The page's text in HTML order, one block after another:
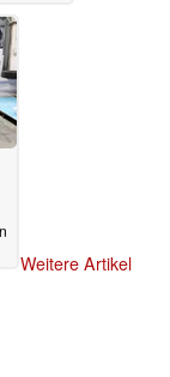
Weitere Artikel